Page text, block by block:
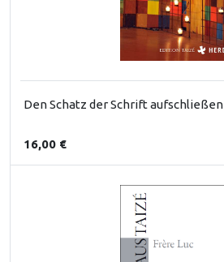
Den Schatz der Schrift aufschließen
16,00 €